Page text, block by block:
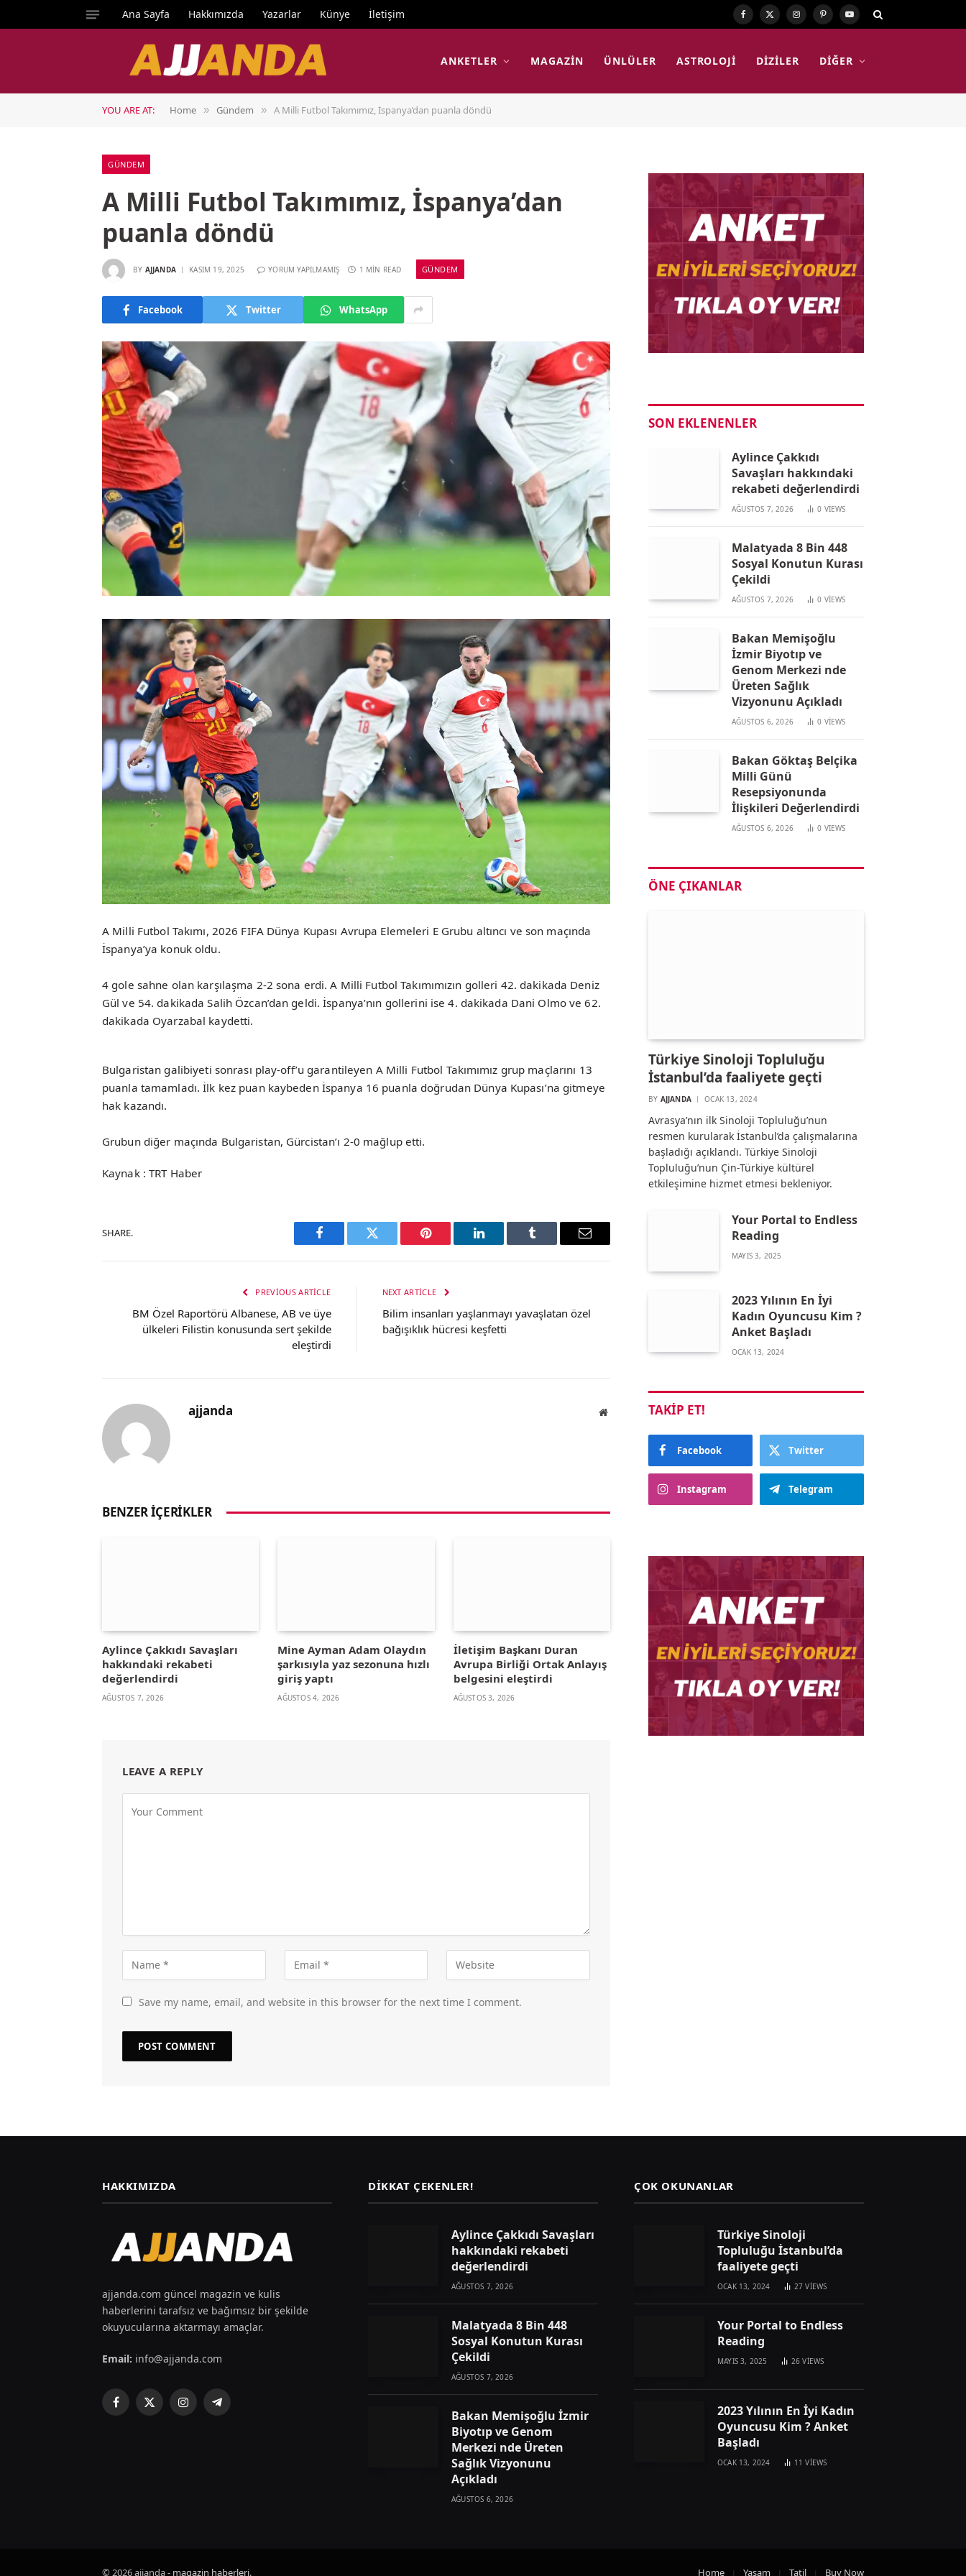
Ana Sayfa Hakkımızda Yazarlar Künye İletişim Facebook
X
Instagram
PinterestYouTube
ANKETLER MAGAZIN ÜNLÜLER ASTROLOJI DIZILER DIĞER
YOU ARE AT: Home » Gündem » A Milli Futbol Takımımız, İspanya’dan puanla döndü
GÜNDEM
A Milli Futbol Takımımız, İspanya’dan
puanla döndü
BY AJJANDA KASIM 19, 2025 YORUM YAPILMAMIŞ 1 MIN READ GÜNDEM
Facebook Twitter WhatsApp
A Milli Futbol Takımı, 2026 FIFA Dünya Kupası Avrupa Elemeleri E Grubu altıncı ve son maçında
İspanya’ya konuk oldu.
4 gole sahne olan karşılaşma 2-2 sona erdi. A Milli Futbol Takımımızın golleri 42. dakikada Deniz
Gül ve 54. dakikada Salih Özcan’dan geldi. İspanya’nın gollerini ise 4. dakikada Dani Olmo ve 62.
dakikada Oyarzabal kaydetti.
Bulgaristan galibiyeti sonrası play-off’u garantileyen A Milli Futbol Takımımız grup maçlarını 13
puanla tamamladı. İlk kez puan kaybeden İspanya 16 puanla doğrudan Dünya Kupası’na gitmeye
hak kazandı.
Grubun diğer maçında Bulgaristan, Gürcistan’ı 2-0 mağlup etti.
Kaynak : TRT Haber
SHARE.
Facebook Twitter Pinterest LinkedIn Tumblr Email
PREVIOUS ARTICLE
BM Özel Raportörü Albanese, AB ve üye
ülkeleri Filistin konusunda sert şekilde
eleştirdi
NEXT ARTICLE
Bilim insanları yaşlanmayı yavaşlatan özel
bağışıklık hücresi keşfetti
ajjanda Website
BENZER İÇERIKLER
Aylince Çakkıdı Savaşları
hakkındaki rekabeti
değerlendirdi
AĞUSTOS 7, 2026
Mine Ayman Adam Olaydın
şarkısıyla yaz sezonuna hızlı
giriş yaptı
AĞUSTOS 4, 2026
İletişim Başkanı Duran
Avrupa Birliği Ortak Anlayış
belgesini eleştirdi
AĞUSTOS 3, 2026
LEAVE A REPLY
Save my name, email, and website in this browser for the next time I comment.
SON EKLENENLER
Aylince Çakkıdı
Savaşları hakkındaki
rekabeti değerlendirdi
AĞUSTOS 7, 2026 0 VIEWS
Malatyada 8 Bin 448
Sosyal Konutun Kurası
Çekildi
AĞUSTOS 7, 2026 0 VIEWS
Bakan Memişoğlu
İzmir Biyotıp ve
Genom Merkezi nde
Üreten Sağlık
Vizyonunu Açıkladı
AĞUSTOS 6, 2026 0 VIEWS
Bakan Göktaş Belçika
Milli Günü
Resepsiyonunda
İlişkileri Değerlendirdi
AĞUSTOS 6, 2026 0 VIEWS
ÖNE ÇIKANLAR
Türkiye Sinoloji Topluluğu
İstanbul’da faaliyete geçti
BY AJJANDA OCAK 13, 2024
Avrasya’nın ilk Sinoloji Topluluğu’nun
resmen kurularak İstanbul’da çalışmalarına
başladığı açıklandı. Türkiye Sinoloji
Topluluğu’nun Çin-Türkiye kültürel
etkileşimine hizmet etmesi bekleniyor.
Your Portal to Endless
Reading
MAYIS 3, 2025
2023 Yılının En İyi
Kadın Oyuncusu Kim ?
Anket Başladı
OCAK 13, 2024
TAKIP ET!
Facebook Twitter
Instagram Telegram
HAKKIMIZDA
ajjanda.com güncel magazin ve kulis
haberlerini tarafsız ve bağımsız bir şekilde
okuyucularına aktarmayı amaçlar.
Email: info@ajjanda.com
Facebook
X
InstagramTelegram
DIKKAT ÇEKENLER!
Aylince Çakkıdı Savaşları
hakkındaki rekabeti
değerlendirdi
AĞUSTOS 7, 2026
Malatyada 8 Bin 448
Sosyal Konutun Kurası
Çekildi
AĞUSTOS 7, 2026
Bakan Memişoğlu İzmir
Biyotıp ve Genom
Merkezi nde Üreten
Sağlık Vizyonunu
Açıkladı
AĞUSTOS 6, 2026
ÇOK OKUNANLAR
Türkiye Sinoloji
Topluluğu İstanbul’da
faaliyete geçti
OCAK 13, 2024 27VIEWS
Your Portal to Endless
Reading
MAYIS 3, 2025 26VIEWS
2023 Yılının En İyi Kadın
Oyuncusu Kim ? Anket
Başladı
OCAK 13, 2024 11VIEWS
© 2026 ajjanda - magazin haberleri. Home Yaşam Tatil Buy Now